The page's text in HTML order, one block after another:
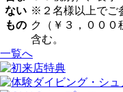
ない
もの
※２名様以上でご
ク（￥３，０００
含む。
一覧へ